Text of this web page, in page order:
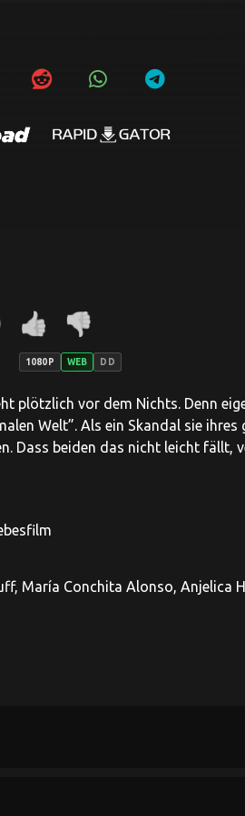
1080P WEB DD
plötzlich vor dem Nichts. Denn
Welt”. Als ein Skandal sie
Dass beiden das nicht leicht fällt,
María Conchita Alonso, Anjelica